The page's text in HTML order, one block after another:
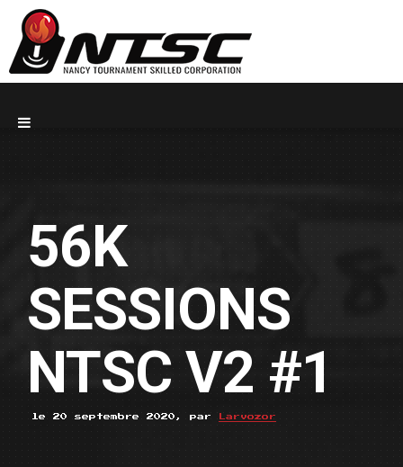
56K
SESSIONS
NTSC V2 #1
le 20 septembre 2020, par Larvozor